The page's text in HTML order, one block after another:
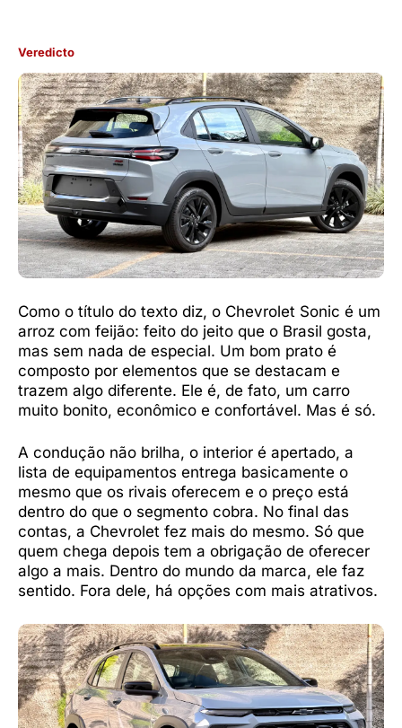
Veredicto
Como o título do texto diz, o Chevrolet Sonic é um
arroz com feijão: feito do jeito que o Brasil gosta,
mas sem nada de especial. Um bom prato é
composto por elementos que se destacam e
trazem algo diferente. Ele é, de fato, um carro
muito bonito, econômico e confortável. Mas é só.
A condução não brilha, o interior é apertado, a
lista de equipamentos entrega basicamente o
mesmo que os rivais oferecem e o preço está
dentro do que o segmento cobra. No final das
contas, a Chevrolet fez mais do mesmo. Só que
quem chega depois tem a obrigação de oferecer
algo a mais. Dentro do mundo da marca, ele faz
sentido. Fora dele, há opções com mais atrativos.